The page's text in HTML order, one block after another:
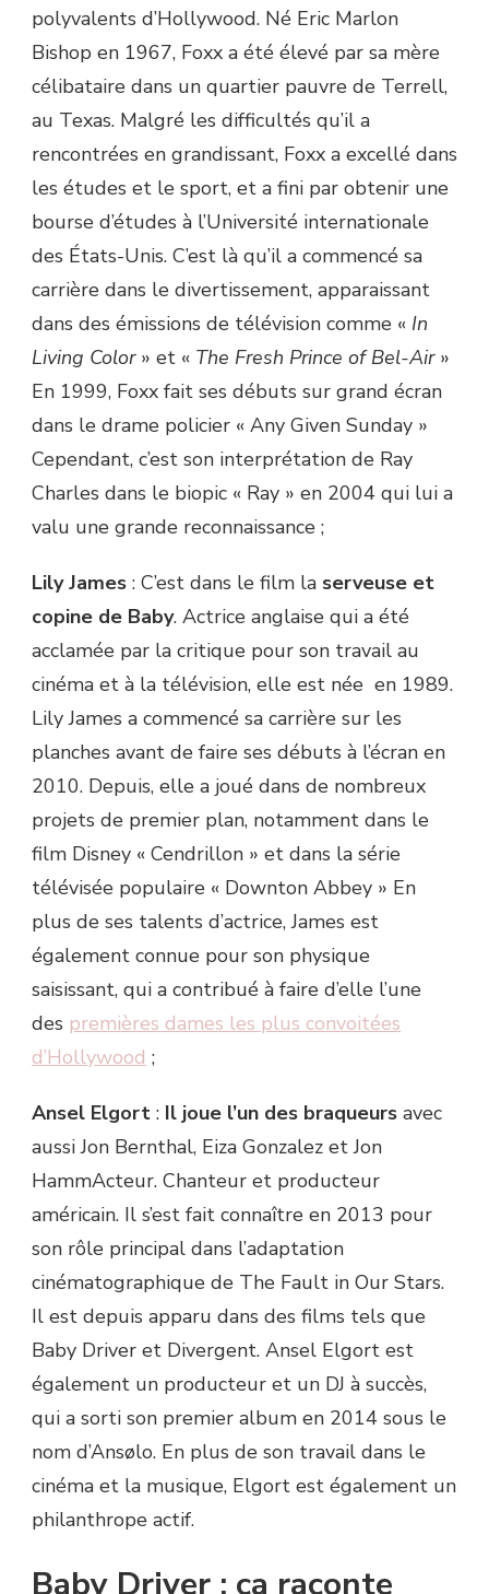
polyvalents d’Hollywood. Né Eric Marlon
Bishop en 1967, Foxx a été élevé par sa mère
célibataire dans un quartier pauvre de Terrell,
au Texas. Malgré les difficultés qu’il a
rencontrées en grandissant, Foxx a excellé dans
les études et le sport, et a fini par obtenir une
bourse d’études à l’Université internationale
des États-Unis. C’est là qu’il a commencé sa
carrière dans le divertissement, apparaissant
dans des émissions de télévision comme « In
Living Color» et « The Fresh Prince of Bel-Air»
En 1999, Foxx fait ses débuts sur grand écran
dans le drame policier « Any Given Sunday »
Cependant, c’est son interprétation de Ray
Charles dans le biopic « Ray » en 2004 qui lui a
valu une grande reconnaissance ;
Lily James : C’est dans le film la serveuse et
copine de Baby. Actrice anglaise qui a été
acclamée par la critique pour son travail au
cinéma et à la télévision, elle est née en 1989.
Lily James a commencé sa carrière sur les
planches avant de faire ses débuts à l’écran en
2010. Depuis, elle a joué dans de nombreux
projets de premier plan, notamment dans le
film Disney « Cendrillon » et dans la série
télévisée populaire « Downton Abbey » En
plus de ses talents d’actrice, James est
également connue pour son physique
saisissant, qui a contribué à faire d’elle l’une
des premières dames les plus convoitées
d’Hollywood ;
Ansel Elgort : Il joue l’un des braqueurs avec
aussi Jon Bernthal, Eiza Gonzalez et Jon
HammActeur. Chanteur et producteur
américain. Il s’est fait connaître en 2013 pour
son rôle principal dans l’adaptation
cinématographique de The Fault in Our Stars.
Il est depuis apparu dans des films tels que
Baby Driver et Divergent. Ansel Elgort est
également un producteur et un DJ à succès,
qui a sorti son premier album en 2014 sous le
nom d’Ansølo. En plus de son travail dans le
cinéma et la musique, Elgort est également un
philanthrope actif.